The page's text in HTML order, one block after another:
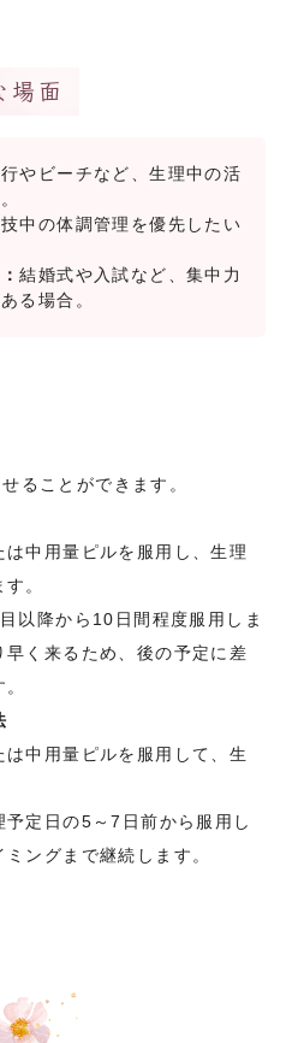
場面
やビーチなど、生理中の活
中の体調管理を優先したい
結婚式や入試など、集中力
る場合。
ることができます。
中用量ピルを服用し、生理
。
以降から10日間程度服用しま
く来るため、後の予定に差
中用量ピルを服用して、生
定日の5～7日前から服用し
ングまで継続します。